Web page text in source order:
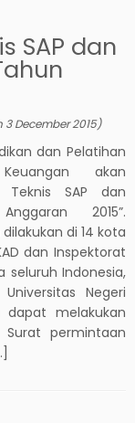
SAP dan
3 December 2015)
dan Pelatihan
akan
Teknis SAP dan
2015”.
di 14 kota
dan Inspektorat
seluruh Indonesia,
Negeri
dapat melakukan
permintaan